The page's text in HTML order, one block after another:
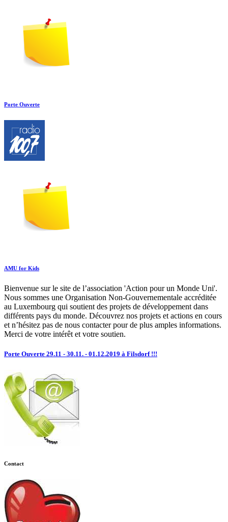
Porte Ouverte
AMU for Kids
Bienvenue sur le site de l’association 'Action pour un Monde Uni'.
Nous sommes une Organisation Non-Gouvernementale accréditée
au Luxembourg qui soutient des projets de développement dans
différents pays du monde. Découvrez nos projets et actions en cours
et n’hésitez pas de nous contacter pour de plus amples informations.
Merci de votre intérêt et votre soutien.
Porte Ouverte 29.11 - 30.11. - 01.12.2019 à Filsdorf !!!
Contact